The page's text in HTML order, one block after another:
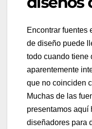
Encontrar fuentes
de diseño puede
todo cuando tiene
aparentemente
que no coinciden
Muchas de las
presentamos aquí
diseñadores para